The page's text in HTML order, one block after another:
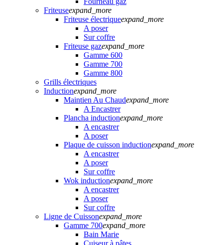
Friteuseexpand_more
Friteuse électriqueexpand_more
A poser
Sur coffre
Friteuse gazexpand_more
Gamme 600
Gamme 700
Gamme 800
Grills électriques
Inductionexpand_more
Maintien Au Chaudexpand_more
A Encastrer
Plancha inductionexpand_more
A encastrer
A poser
Plaque de cuisson inductionexpand_more
A encastrer
A poser
Sur coffre
Wok inductionexpand_more
A encastrer
A poser
Sur coffre
Ligne de Cuissonexpand_more
Gamme 700expand_more
Bain Marie
Cuiseur à pâtes